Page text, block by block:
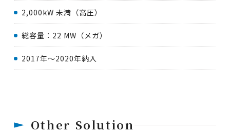
2,000kW 未満（高圧）
総容量：22 MW（メガ）
2017年～2020年納入
Other Solution